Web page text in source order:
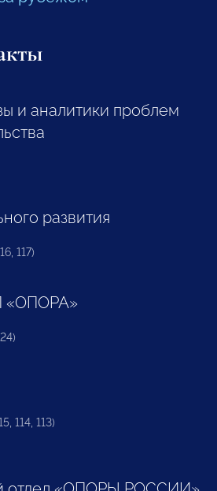
и аналитики проблем
развития
117)
«ОПОРА»
114, 113)